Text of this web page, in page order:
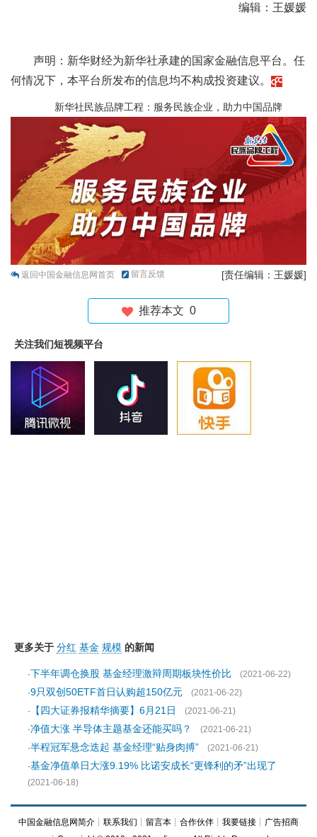
编辑：王媛媛
声明：新华财经为新华社承建的国家金融信息平台。任
何情况下，本平台所发布的信息均不构成投资建议。
新华社民族品牌工程：服务民族企业，助力中国品牌
返回中国金融信息网首页 留言反馈 [责任编辑：王媛媛]
推荐本文 0
关注我们短视频平台
更多关于 分红 基金 规模 的新闻
·下半年调仓换股 基金经理激辩周期板块性价比
(2021-06-22)
·9只双创50ETF首日认购超150亿元
(2021-06-22)
·
【四大证券报精华摘要】6月21日
(2021-06-21)
·净值大涨 半导体主题基金还能买吗？
(2021-06-21)
·半程冠军悬念迭起 基金经理“贴身肉搏”
(2021-06-21)
·基金净值单日大涨9.19% 比诺安成长“更锋利的矛”出现了
(2021-06-18)
中国金融信息网简介 ┊ 联系我们 ┊ 留言本 ┊ 合作伙伴 ┊ 我要链接 ┊ 广告招商